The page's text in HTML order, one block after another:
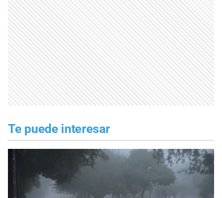
Te puede interesar